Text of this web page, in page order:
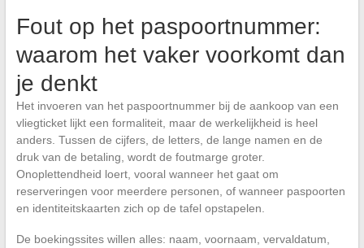
Fout op het paspoortnummer:
waarom het vaker voorkomt dan
je denkt
Het invoeren van het paspoortnummer bij de aankoop van een
vliegticket lijkt een formaliteit, maar de werkelijkheid is heel
anders. Tussen de cijfers, de letters, de lange namen en de
druk van de betaling, wordt de foutmarge groter.
Onoplettendheid loert, vooral wanneer het gaat om
reserveringen voor meerdere personen, of wanneer paspoorten
en identiteitskaarten zich op de tafel opstapelen.
De boekingssites willen alles: naam, voornaam, vervaldatum,